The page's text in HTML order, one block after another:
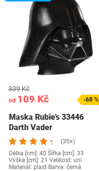
od 109 Kč
339 Kč
-68 %
Maska Rubie's 33446
Darth Vader
(35×)
Délka [cm]: 40 Šířka [cm]: 33
Výška [cm]: 21 Velikost: uni
Materiál: plast Barva: černá